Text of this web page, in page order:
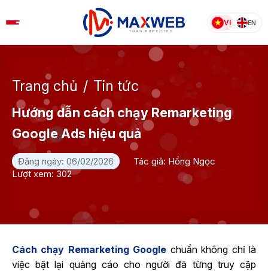
to
VI EN
Trang chủ / Tin tức
Hướng dẫn cách chạy Remarketing
Google Ads hiệu quả
Đăng ngày: 06/02/2026
Tác giả: Hồng Ngọc
Lượt xem: 302
Cách chạy Remarketing Google chuẩn không chỉ là
việc bật lại quảng cáo cho người đã từng truy cập